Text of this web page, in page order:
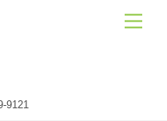
9121